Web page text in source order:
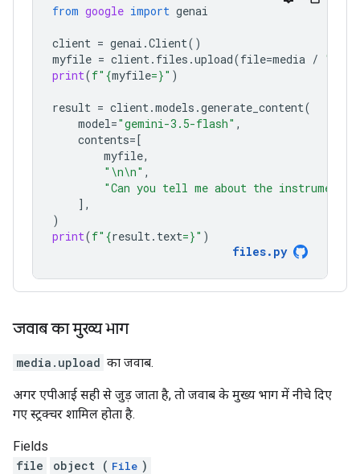
from google import genai
client = genai .Client()
myfile = client. files .upload(file=media /
print(f" {myfile=}" )
result = client.models .generate_content(
model="gemini-3.5-flash" ,
contents=[
myfile,
" \n\n" ,
"Can you tell me about the
],
)
print(f" {result. text=}" )
files. py
जवाब का मुख्य भाग
media.upload का जवाब.
अगर एपीआई सही से जुड़ जाता है, ताे जवाब के मुख्य भाग में नीचे दिए
गए स्ट्रक्चर शामिल होता है.
Fields
file
object ( File )